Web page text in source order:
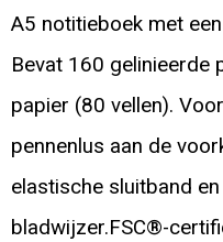
A5 notitieboek met
Bevat 160 gelinieerde
papier (80 vellen).
pennenlus aan de
elastische sluitband
bladwijzer.FSC®-